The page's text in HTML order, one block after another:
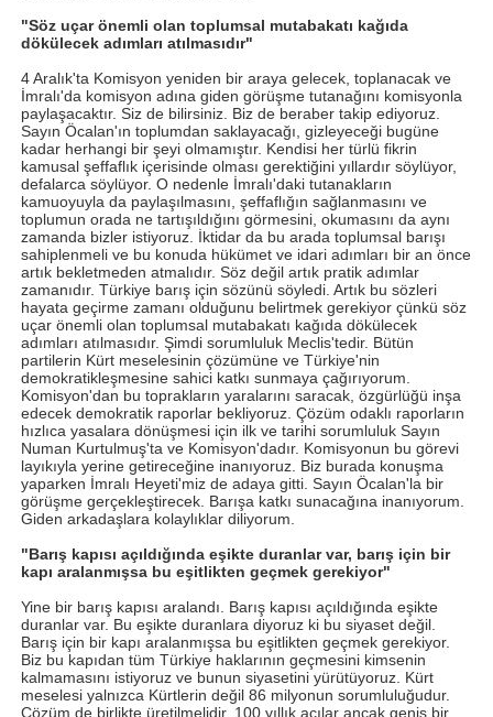
"Söz uçar önemli olan toplumsal mutabakatı kağıda
dökülecek adımları atılmasıdır"
4 Aralık'ta Komisyon yeniden bir araya gelecek, toplanacak ve
İmralı'da komisyon adına giden görüşme tutanağını komisyonla
paylaşacaktır. Siz de bilirsiniz. Biz de beraber takip ediyoruz.
Sayın Öcalan'ın toplumdan saklayacağı, gizleyeceği bugüne
kadar herhangi bir şeyi olmamıştır. Kendisi her türlü fikrin
kamusal şeffaflık içerisinde olması gerektiğini yıllardır söylüyor,
defalarca söylüyor. O nedenle İmralı'daki tutanakların
kamuoyuyla da paylaşılmasını, şeffaflığın sağlanmasını ve
toplumun orada ne tartışıldığını görmesini, okumasını da aynı
zamanda bizler istiyoruz. İktidar da bu arada toplumsal barışı
sahiplenmeli ve bu konuda hükümet ve idari adımları bir an önce
artık bekletmeden atmalıdır. Söz değil artık pratik adımlar
zamanıdır. Türkiye barış için sözünü söyledi. Artık bu sözleri
hayata geçirme zamanı olduğunu belirtmek gerekiyor çünkü söz
uçar önemli olan toplumsal mutabakatı kağıda dökülecek
adımları atılmasıdır. Şimdi sorumluluk Meclis'tedir. Bütün
partilerin Kürt meselesinin çözümüne ve Türkiye'nin
demokratikleşmesine sahici katkı sunmaya çağırıyorum.
Komisyon'dan bu toprakların yaralarını saracak, özgürlüğü inşa
edecek demokratik raporlar bekliyoruz. Çözüm odaklı raporların
hızlıca yasalara dönüşmesi için ilk ve tarihi sorumluluk Sayın
Numan Kurtulmuş'ta ve Komisyon'dadır. Komisyonun bu görevi
layıkıyla yerine getireceğine inanıyoruz. Biz burada konuşma
yaparken İmralı Heyeti'miz de adaya gitti. Sayın Öcalan'la bir
görüşme gerçekleştirecek. Barışa katkı sunacağına inanıyorum.
Giden arkadaşlara kolaylıklar diliyorum.
"Barış kapısı açıldığında eşikte duranlar var, barış için bir
kapı aralanmışsa bu eşitlikten geçmek gerekiyor"
Yine bir barış kapısı aralandı. Barış kapısı açıldığında eşikte
duranlar var. Bu eşikte duranlara diyoruz ki bu siyaset değil.
Barış için bir kapı aralanmışsa bu eşitlikten geçmek gerekiyor.
Biz bu kapıdan tüm Türkiye haklarının geçmesini kimsenin
kalmamasını istiyoruz ve bunun siyasetini yürütüyoruz. Kürt
meselesi yalnızca Kürtlerin değil 86 milyonun sorumluluğudur.
Çözüm de birlikte üretilmelidir. 100 yıllık acılar ancak geniş bir